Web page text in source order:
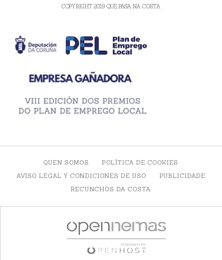
COPYRIGHT 2019 QUE PASA NA COSTA
QUEN SOMOS
POLÍTICA DE COOKIES
AVISO LEGAL Y CONDICIONES DE USO
PUBLICIDADE
RECUNCHOS DA COSTA